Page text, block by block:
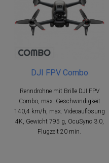
DJI FPV Combo
Renndrohne mit Brille DJI FPV
Combo, max. Geschwindigkeit
140,4 km/h, max. Videoauflösung
4K, Gewicht 795 g, OcuSync 3.0,
Flugzeit 20 min.